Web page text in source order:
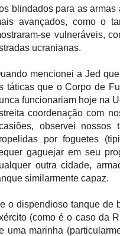
blindados para as
avançados, como o
se vulneráveis,
ucranianas.
mencionei a Jed
táticas que o Corpo de
funcionariam hoje na
coordenação com
observei nossos
por foguetes
gaguejar em seu
outra cidade,
similarmente capaz.
o dispendioso tanque de
(como é o caso da
uma marinha